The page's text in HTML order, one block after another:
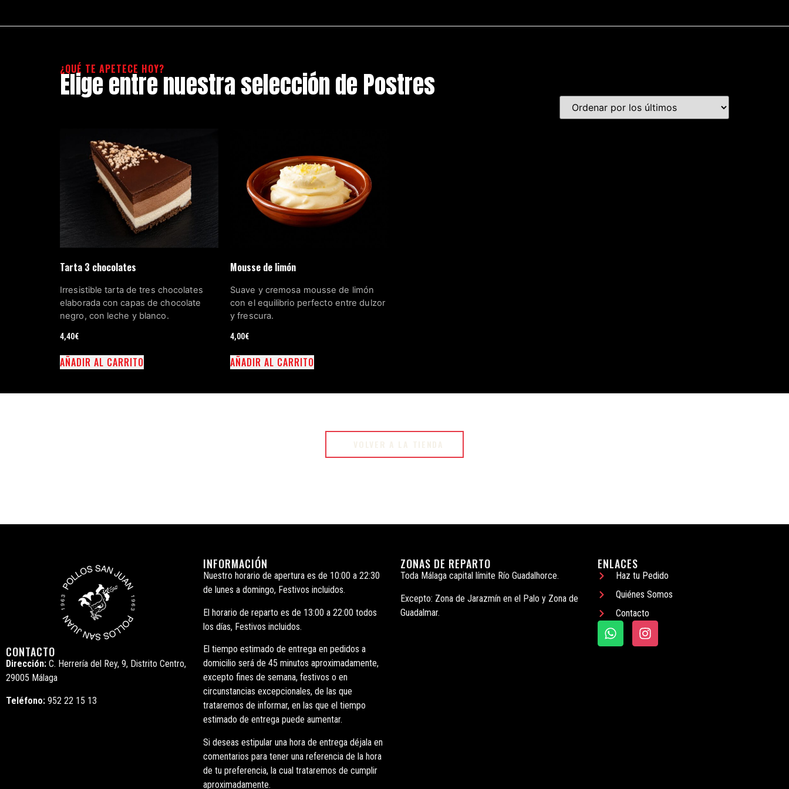
¿QUÉ TE APETECE HOY?
Elige entre nuestra selección de Postres
Tarta 3 chocolates
Irresistible tarta de tres chocolates
elaborada con capas de chocolate
negro, con leche y blanco.
4,40€
AÑADIR AL CARRITO
Mousse de limón
Suave y cremosa mousse de limón
con el equilibrio perfecto entre dulzor
y frescura.
4,00€
AÑADIR AL CARRITO
CONTACTO
Dirección: C. Herrería del Rey, 9, Distrito Centro,
29005 Málaga
Teléfono: 952 22 15 13
INFORMACIÓN
Nuestro horario de apertura es de 10:00 a 22:30
de lunes a domingo, Festivos incluidos.
El horario de reparto es de 13:00 a 22:00 todos
los días, Festivos incluidos.
El tiempo estimado de entrega en pedidos a
domicilio será de 45 minutos aproximadamente,
excepto fines de semana, festivos o en
circunstancias excepcionales, de las que
trataremos de informar, en las que el tiempo
estimado de entrega puede aumentar.
Si deseas estipular una hora de entrega déjala en
comentarios para tener una referencia de la hora
de tu preferencia, la cual trataremos de cumplir
aproximadamente.
ZONAS DE REPARTO
Toda Málaga capital límite Río Guadalhorce.
Excepto: Zona de Jarazmín en el Palo y Zona de
Guadalmar.
ENLACES
Haz tu Pedido
Quiénes Somos
Contacto